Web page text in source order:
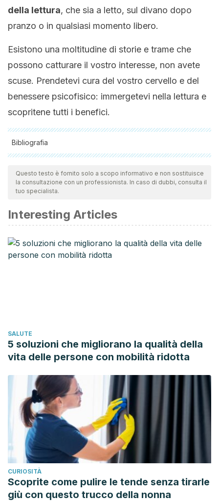
della lettura, che sia a letto, sul divano dopo
pranzo o in qualsiasi momento libero.
Esistono una moltitudine di storie e trame che
possono catturare il vostro interesse, non avete
scuse. Prendetevi cura del vostro cervello e del
benessere psicofisico: immergetevi nella lettura e
scopritene tutti i benefici.
Bibliografia
Tutte le fonti citate sono state esaminate a fondo dal nostro
team per garantirne la qualità, l'affidabilità, l'attualità e la
validità. La bibliografia di questo articolo è stata considerata
VV.AA. (2013). Effects of Literature on Empathy.
https://pdfs.semanticscholar.org/fffd/
Khalsa, Dharma Singh., Perry, George. (2017).The Four
Pillars of Alzheimer’s Prevention.
Questo testo è fornito solo a scopo informativo e non sostituisce
la consultazione con un professionista. In caso di dubbi, consulta il
tuo specialista.
Interesting Articles
SALUTE
5 soluzioni che migliorano la qualità della
vita delle persone con mobilità ridotta
CURIOSITÀ
Scoprite come pulire le tende senza tirarle
giù con questo trucco della nonna